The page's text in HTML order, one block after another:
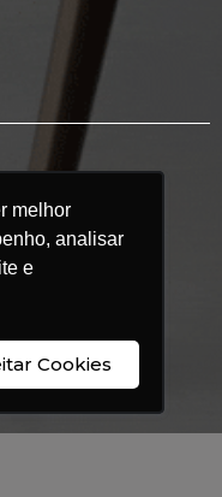
melhor
analisar
e
Cookies
melhor
analisar
e
Cookies